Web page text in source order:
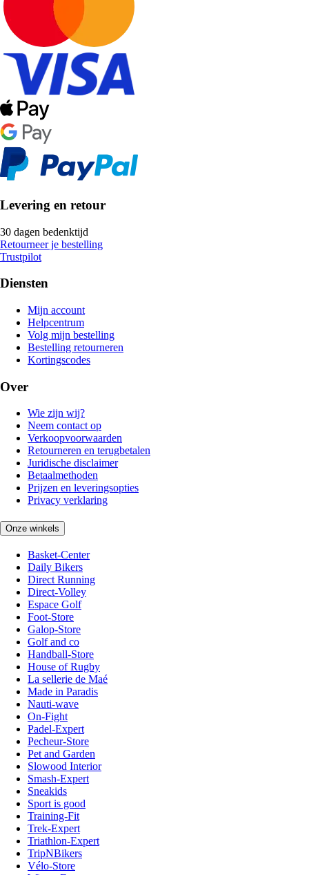
Levering en retour
30 dagen bedenktijd
Retourneer je bestelling
Trustpilot
Diensten
Mijn account
Helpcentrum
Volg mijn bestelling
Bestelling retourneren
Kortingscodes
Over
Wie zijn wij?
Neem contact op
Verkoopvoorwaarden
Retourneren en terugbetalen
Juridische disclaimer
Betaalmethoden
Prijzen en leveringsopties
Privacy verklaring
Onze winkels
Basket-Center
Daily Bikers
Direct Running
Direct-Volley
Espace Golf
Foot-Store
Galop-Store
Golf and co
Handball-Store
House of Rugby
La sellerie de Maé
Made in Paradis
Nauti-wave
On-Fight
Padel-Expert
Pecheur-Store
Pet and Garden
Slowood Interior
Smash-Expert
Sneakids
Sport is good
Training-Fit
Trek-Expert
Triathlon-Expert
TripNBikers
Vélo-Store